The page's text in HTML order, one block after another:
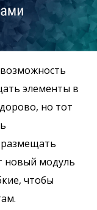
элементы в
но тот
новый модуль
чтобы